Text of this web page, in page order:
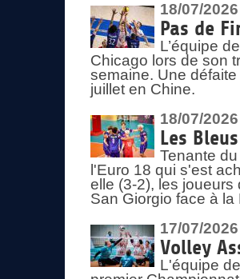
18/07/2026
Pas de
L’équipe
Chicago lors de son
semaine. Une
juillet en Chine.
18/07/2026
Les
Tenante
l'Euro 18 qui s'est
elle (3-2), les
San Giorgio face à la
17/07/2026
Volley
L'équipe